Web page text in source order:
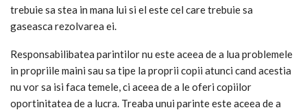
trebuie sa stea in mana lui si el este cel care trebuie sa
gaseasca rezolvarea ei.
Responsabilibatea parintilor nu este aceea de a lua problemele
in propriile maini sau sa tipe la proprii copii atunci cand acestia
nu vor sa isi faca temele, ci aceea de a le oferi copiilor
oportinitatea de a lucra. Treaba unui parinte este aceea de a